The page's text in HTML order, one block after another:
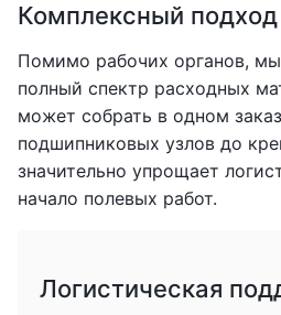
Комплексный
Помимо рабочих органов,
полный спектр расходных
может собрать в одном
подшипниковых узлов до
значительно упрощает
начало полевых работ.
Логистическая